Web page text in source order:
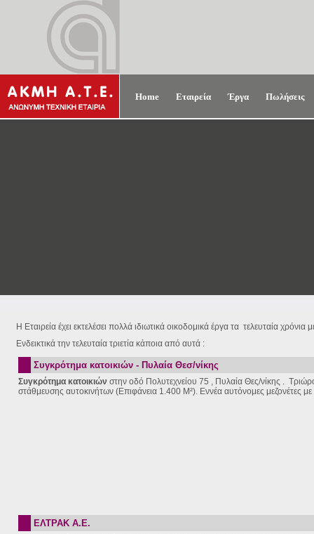
Home Εταιρεία Έργα Πωλήσεις
Η Εταιρεία έχει εκτελέσει πολλά ιδιωτικά οικοδομικά έργα τα τελευταία
Ενδεικτικά την τελευταία τριετία κάποια από αυτά :
Συγκρότημα κατοικιών - Πυλαία Θεσ/νίκης
Συγκρότημα κατοικιών στην οδό Πολυτεχνείου 75 , Πυλαία Θες/νίκης .
στάθμευσης αυτοκινήτων (Επιφάνεια 1.400 Μ²). Εννέα αυτόνομες μεζονέτες
ΕΛΤΡΑΚ Α.Ε.